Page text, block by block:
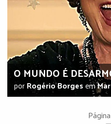
O MUNDO É
porRogério Borgesem